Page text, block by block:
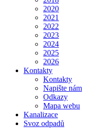
2020
2021
2022
2023
2024
2025
2026
Kontakty
Kontakty
Napište nám
Odkazy
Mapa webu
Kanalizace
Svoz odpadů